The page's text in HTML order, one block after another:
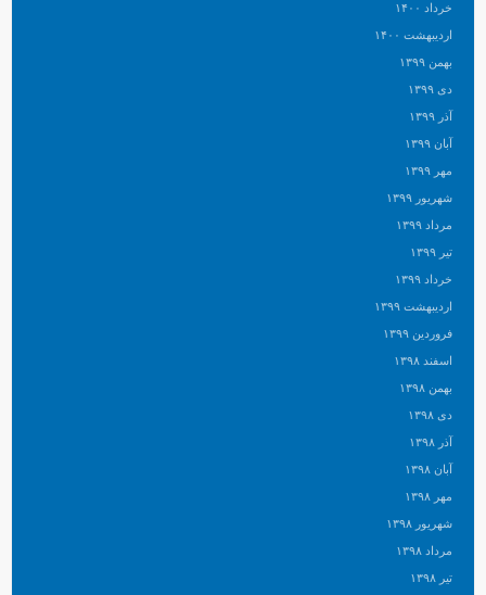
خرداد ۱۴۰۰
اردیبهشت ۱۴۰۰
بهمن ۱۳۹۹
دی ۱۳۹۹
آذر ۱۳۹۹
آبان ۱۳۹۹
مهر ۱۳۹۹
شهریور ۱۳۹۹
مرداد ۱۳۹۹
تیر ۱۳۹۹
خرداد ۱۳۹۹
اردیبهشت ۱۳۹۹
فروردین ۱۳۹۹
اسفند ۱۳۹۸
بهمن ۱۳۹۸
دی ۱۳۹۸
آذر ۱۳۹۸
آبان ۱۳۹۸
مهر ۱۳۹۸
شهریور ۱۳۹۸
مرداد ۱۳۹۸
تیر ۱۳۹۸